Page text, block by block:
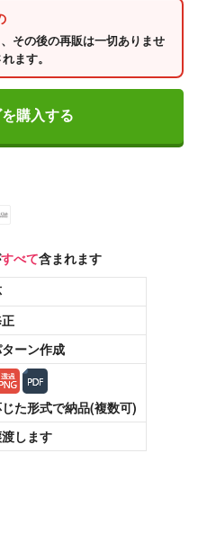
その後の再販は一切ありませ
ます。
購入する
すべて含まれます
ーン作成
た形式で納品(複数可)
します